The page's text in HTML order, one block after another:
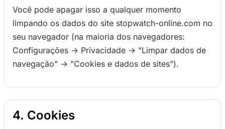
Você pode apagar isso a qualquer momento
limpando os dados do site stopwatch-online.com no
seu navegador (na maioria dos navegadores:
Configurações → Privacidade → "Limpar dados de
navegação" → "Cookies e dados de sites").
4. Cookies